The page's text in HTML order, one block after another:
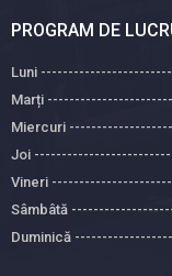
PROGRAM DE
Luni
Marți
Miercuri
Joi
Vineri
Sâmbâtă
Duminică